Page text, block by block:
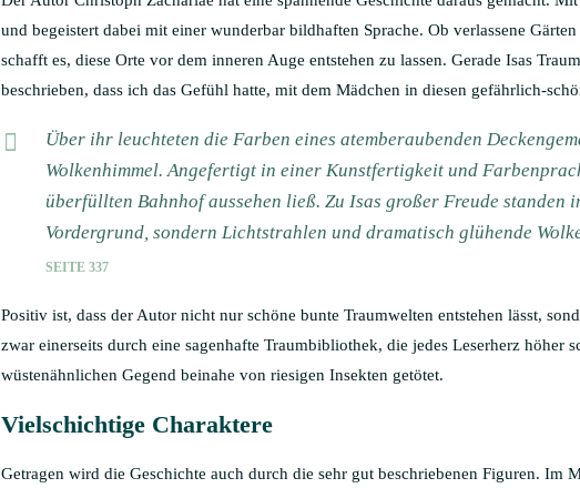
und begeistert dabei mit einer wunderbar bildhaften Sprache. Ob verlassene
schafft es, diese Orte vor dem inneren Auge entstehen zu lassen. Gerade Isas
beschrieben, dass ich das Gefühl hatte, mit dem Mädchen in diesen gefährlich-
Über ihr leuchteten die Farben eines atemberaubenden
Wolkenhimmel. Angefertigt in einer Kunstfertigkeit und
überfüllten Bahnhof aussehen ließ. Zu Isas großer Freude standen
Vordergrund, sondern Lichtstrahlen und dramatisch glühende
SEITE 337
Positiv ist, dass der Autor nicht nur schöne bunte Traumwelten entstehen lässt,
zwar einerseits durch eine sagenhafte Traumbibliothek, die jedes Leserherz höher
wüstenähnlichen Gegend beinahe von riesigen Insekten getötet.
Vielschichtige Charaktere
Getragen wird die Geschichte auch durch die sehr gut beschriebenen Figuren. Im